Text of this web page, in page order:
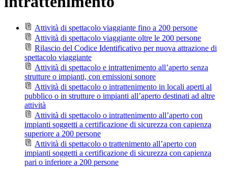
Attività di spettacolo viaggiante fino a 200 persone
Attività di spettacolo viaggiante oltre le 200 persone
Rilascio del Codice Identificativo per nuova attrazione di
spettacolo viaggiante
Attività di spettacolo e intrattenimento all’aperto senza
strutture o impianti, con emissioni sonore
Attività di spettacolo o intrattenimento in locali aperti al
pubblico o in strutture o impianti all’aperto destinati ad altre
attività
Attività di spettacolo o intrattenimento all’aperto con
impianti soggetti a certificazione di sicurezza con capienza
superiore a 200 persone
Attività di spettacolo o trattenimento all’aperto con
impianti soggetti a certificazione di sicurezza con capienza
pari o inferiore a 200 persone